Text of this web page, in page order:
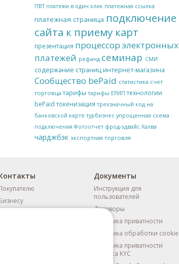
ПВТ платежи в один клик платежная ссылка
платежная страница подключение
сайта к приему карт
презентация процессор электронных
платежей рефанд семинар СМИ
содержание страниц интернет-магазина
Сообщество bePaid статистика счет
торговца тарифы тарифы ЕРИП технологии
bePaid токенизация трехзначный код на
банковской карте турбизнес упрощенная схема
подключения Фотоотчет фрод-эдвайс Халва
чарджбэк экспортная торговля
Документы
Инструкция для
пользователей
Договоры
Политика приватности
Политика обработки cookie
Политика приватности
сервиса KYC